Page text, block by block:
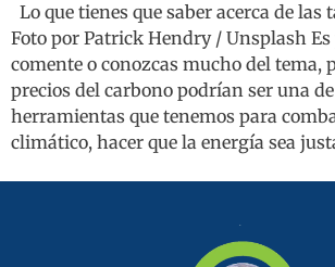
Lo que tienes que saber acerca de
Foto por Patrick Hendry / Unsplash Es
comente o conozcas mucho del tema,
precios del carbono podrían ser una
herramientas que tenemos para
climático, hacer que la energía sea